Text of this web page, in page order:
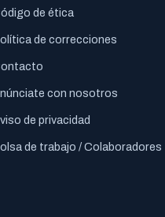
de ética
de correcciones
con nosotros
de privacidad
de trabajo / Colaboradores